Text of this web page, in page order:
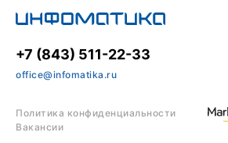
+7 (843) 511-22-33
office@infomatika.ru
Политика конфиденциальности
Вакансии